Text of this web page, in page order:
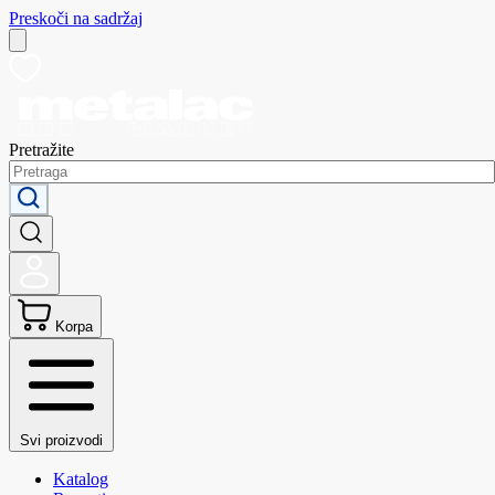
Preskoči na sadržaj
Pretražite
Korpa
Svi proizvodi
Katalog